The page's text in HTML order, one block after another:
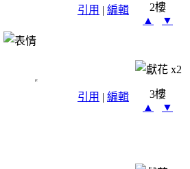
引用 | 編輯
2樓
▲
▼
x2
引用 | 編輯
3樓
▲
▼